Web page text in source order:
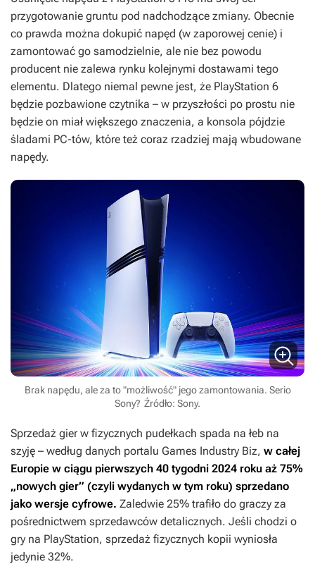
przygotowanie gruntu pod nadchodzące zmiany. Obecnie
co prawda można dokupić napęd (w zaporowej cenie) i
zamontować go samodzielnie, ale nie bez powodu
producent nie zalewa rynku kolejnymi dostawami tego
elementu. Dlatego niemal pewne jest, że PlayStation 6
będzie pozbawione czytnika – w przyszłości po prostu nie
będzie on miał większego znaczenia, a konsola pójdzie
śladami PC-tów, które też coraz rzadziej mają wbudowane
napędy.
Brak napędu, ale za to "możliwość" jego zamontowania. Serio
Sony? Źródło: Sony.
Sprzedaż gier w fizycznych pudełkach spada na łeb na
szyję – według danych portalu Games Industry Biz, w całej
Europie w ciągu pierwszych 40 tygodni 2024 roku aż 75%
„nowych gier” (czyli wydanych w tym roku) sprzedano
jako wersje cyfrowe. Zaledwie 25% trafiło do graczy za
pośrednictwem sprzedawców detalicznych. Jeśli chodzi o
gry na PlayStation, sprzedaż fizycznych kopii wyniosła
jedynie 32%.